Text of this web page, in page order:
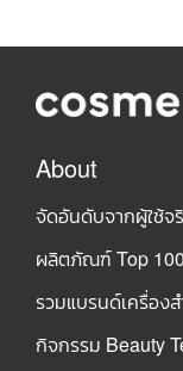
About
จัดอันดับจากผู้ใช้จ
ผลิตภัณฑ์ Top 100
รวมแบรนด์เครื่อง
กิจกรรม Beauty